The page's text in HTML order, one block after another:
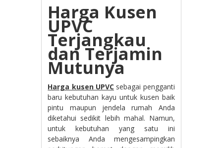
Harga Kusen
UPVC
Terjangkau
dan Terjamin
Mutunya
Harga kusen UPVC sebagai pengganti
baru kebutuhan kayu untuk kusen baik
pintu maupun jendela rumah Anda
diketahui sedikit lebih mahal. Namun,
untuk kebutuhan yang satu ini
sebaiknya Anda mengesampingkan